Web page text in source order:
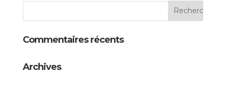
Commentaires récents
Archives